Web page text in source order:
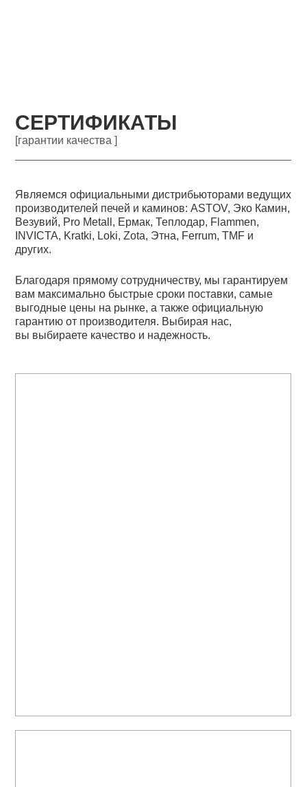
СЕРТИФИКАТЫ
[гарантии качества ]
Являемся официальными дистрибьюторами ведущих
производителей печей и каминов: ASTOV, Эко Камин,
Везувий, Pro Metall, Ермак, Теплодар, Flammen,
INVICTA, Kratki, Loki, Zota, Этна, Ferrum, TMF и
других.
Благодаря прямому сотрудничеству, мы гарантируем
вам максимально быстрые сроки поставки, самые
выгодные цены на рынке, а также официальную
гарантию от производителя. Выбирая нас,
вы выбираете качество и надежность.